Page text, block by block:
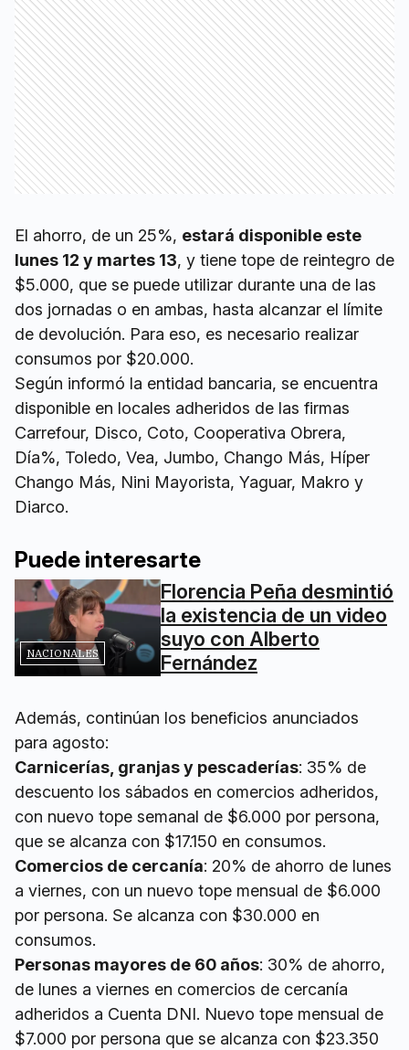
El ahorro, de un 25%, estará disponible este
lunes 12 y martes 13, y tiene tope de reintegro de
$5.000, que se puede utilizar durante una de las
dos jornadas o en ambas, hasta alcanzar el límite
de devolución. Para eso, es necesario realizar
consumos por $20.000.
Según informó la entidad bancaria, se encuentra
disponible en locales adheridos de las firmas
Carrefour, Disco, Coto, Cooperativa Obrera,
Día%, Toledo, Vea, Jumbo, Chango Más, Híper
Chango Más, Nini Mayorista, Yaguar, Makro y
Diarco.
Puede interesarte
NACIONALES
Florencia Peña desmintió
la existencia de un video
suyo con Alberto
Fernández
Además, continúan los beneficios anunciados
para agosto:
Carnicerías, granjas y pescaderías: 35% de
descuento los sábados en comercios adheridos,
con nuevo tope semanal de $6.000 por persona,
que se alcanza con $17.150 en consumos.
Comercios de cercanía: 20% de ahorro de lunes
a viernes, con un nuevo tope mensual de $6.000
por persona. Se alcanza con $30.000 en
consumos.
Personas mayores de 60 años: 30% de ahorro,
de lunes a viernes en comercios de cercanía
adheridos a Cuenta DNI. Nuevo tope mensual de
$7.000 por persona que se alcanza con $23.350